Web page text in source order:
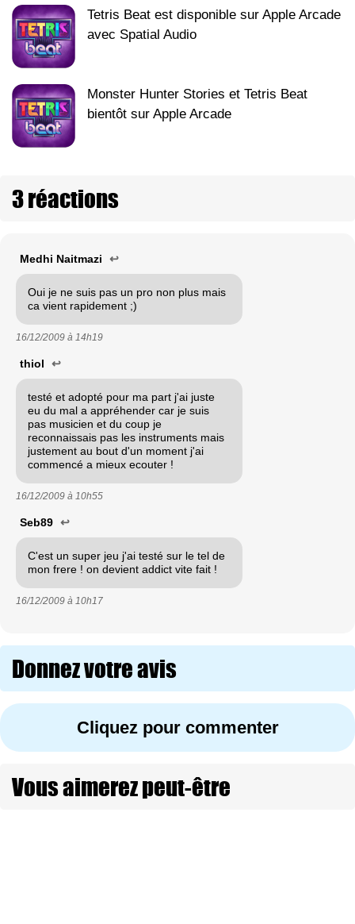
Tetris Beat est disponible sur Apple Arcade
avec Spatial Audio
Monster Hunter Stories et Tetris Beat
bientôt sur Apple Arcade
3 réactions
Medhi Naitmazi ↩
Oui je ne suis pas un pro non plus mais
ca vient rapidement ;)
16/12/2009 à 14h19
thiol ↩
testé et adopté pour ma part j'ai juste
eu du mal a appréhender car je suis
pas musicien et du coup je
reconnaissais pas les instruments mais
justement au bout d'un moment j'ai
commencé a mieux ecouter !
16/12/2009 à 10h55
Seb89 ↩
C'est un super jeu j'ai testé sur le tel de
mon frere ! on devient addict vite fait !
16/12/2009 à 10h17
Donnez votre avis
Cliquez pour commenter
Vous aimerez peut-être